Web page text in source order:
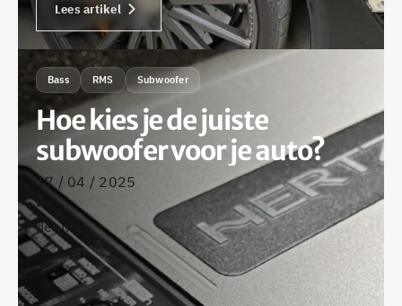
Lees artikel
Bass RMS Subwoofer
Hoe kies je de juiste
subwoofer voor je auto?
17 / 04 / 2025
•
dennis